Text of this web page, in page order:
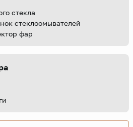
стекла
стеклоомывателей
фар